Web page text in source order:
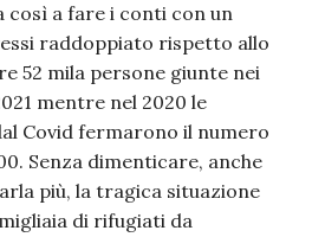
così a fare i conti con un
raddoppiato rispetto allo
52 mila persone giunte nei
mentre nel 2020 le
Covid fermarono il numero
Senza dimenticare, anche
più, la tragica situazione
di rifugiati da